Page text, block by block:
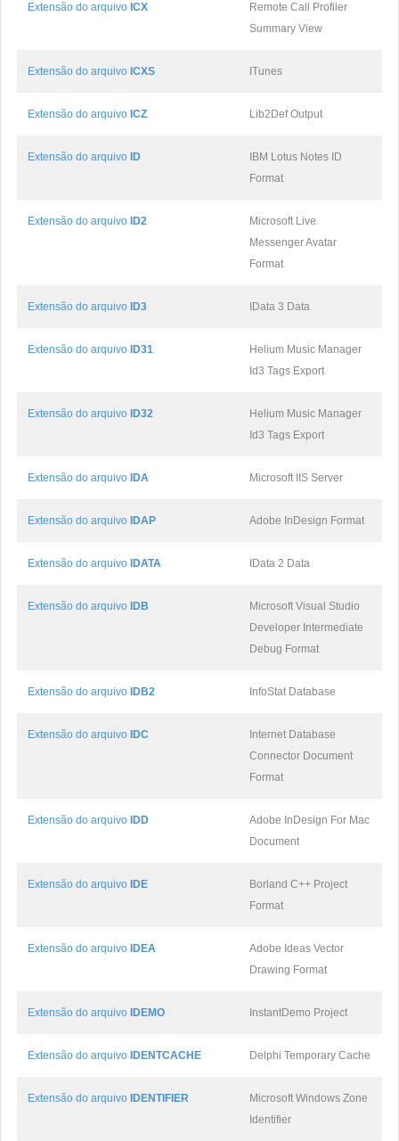
Extensão do arquivo ICX
Remote Call Profiler
Summary View
Extensão do arquivo ICXS ITunes
Extensão do arquivo ICZ Lib2Def Output
Extensão do arquivo ID
IBM Lotus Notes ID
Format
Extensão do arquivo ID2
Microsoft Live
Messenger Avatar
Format
Extensão do arquivo ID3 IData 3 Data
Extensão do arquivo ID31
Helium Music Manager
Id3 Tags Export
Extensão do arquivo ID32
Helium Music Manager
Id3 Tags Export
Extensão do arquivo IDA Microsoft IIS Server
Extensão do arquivo IDAP Adobe InDesign Format
Extensão do arquivo IDATA IData 2 Data
Extensão do arquivo IDB
Microsoft Visual Studio
Developer Intermediate
Debug Format
Extensão do arquivo IDB2 InfoStat Database
Extensão do arquivo IDC
Internet Database
Connector Document
Format
Extensão do arquivo IDD
Adobe InDesign For Mac
Document
Extensão do arquivo IDE
Borland C++ Project
Format
Extensão do arquivo IDEA
Adobe Ideas Vector
Drawing Format
Extensão do arquivo IDEMO InstantDemo Project
Extensão do arquivo IDENTCACHE Delphi Temporary Cache
Extensão do arquivo IDENTIFIER
Microsoft Windows Zone
Identifier